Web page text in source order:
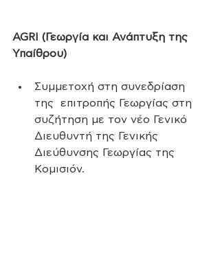
AGRI (Γεωργία και Ανάπτυξη της
Υπαίθρου)
Συμμετοχή στη συνεδρίαση
της  επιτροπής Γεωργίας στη
συζήτηση με τον νέο Γενικό
Διευθυντή της Γενικής
Διεύθυνσης Γεωργίας της
Κομισιόν.